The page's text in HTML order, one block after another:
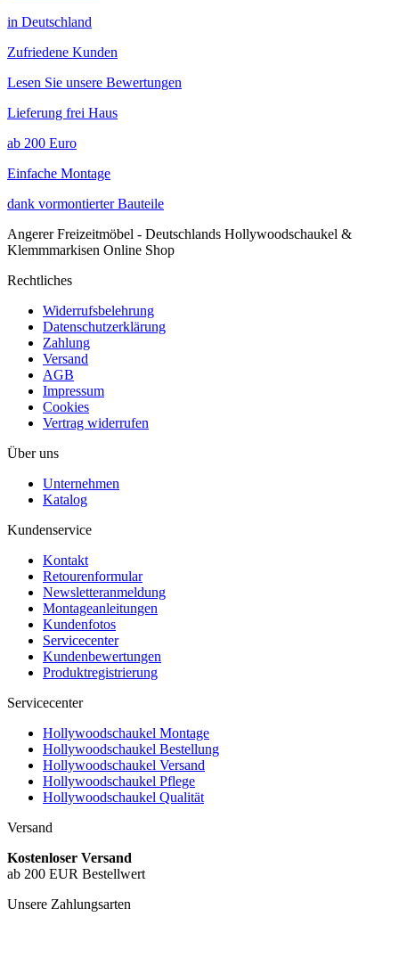
in Deutschland
Zufriedene Kunden
Lesen Sie unsere Bewertungen
Lieferung frei Haus
ab 200 Euro
Einfache Montage
dank vormontierter Bauteile
Angerer Freizeitmöbel - Deutschlands Hollywoodschaukel &
Klemmmarkisen Online Shop
Rechtliches
Widerrufsbelehrung
Datenschutzerklärung
Zahlung
Versand
AGB
Impressum
Cookies
Vertrag widerrufen
Über uns
Unternehmen
Katalog
Kundenservice
Kontakt
Retourenformular
Newsletteranmeldung
Montageanleitungen
Kundenfotos
Servicecenter
Kundenbewertungen
Produktregistrierung
Servicecenter
Hollywoodschaukel Montage
Hollywoodschaukel Bestellung
Hollywoodschaukel Versand
Hollywoodschaukel Pflege
Hollywoodschaukel Qualität
Versand
Kostenloser Versand
ab 200 EUR Bestellwert
Unsere Zahlungsarten